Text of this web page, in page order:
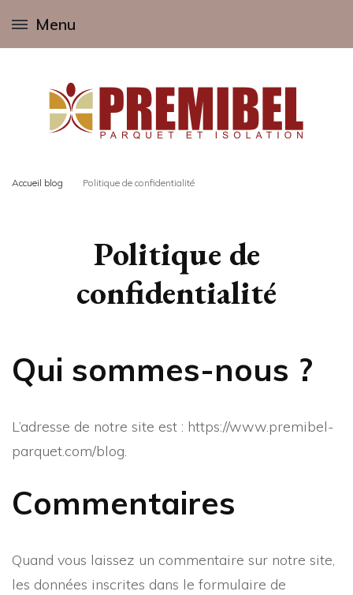
Menu
Tout savoir sur le Parquet: massif, flottant, contrecollé, point de Hongrie, bâton
Accueil blog Politique de confidentialité
Politique de
confidentialité
Qui sommes-nous ?
L’adresse de notre site est : https://www.premibel-
parquet.com/blog.
Commentaires
Quand vous laissez un commentaire sur notre site,
les données inscrites dans le formulaire de